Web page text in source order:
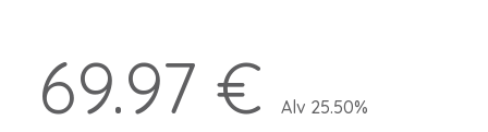
69.97 € Alv 25.50%